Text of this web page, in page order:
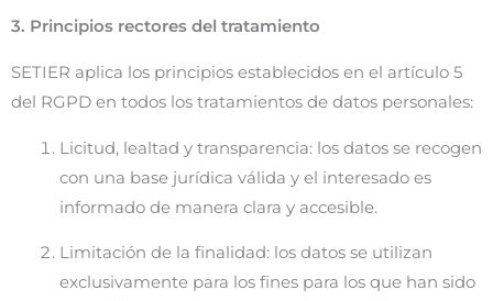
3. Principios rectores del tratamiento
SETIER aplica los principios establecidos en el artículo 5
del RGPD en todos los tratamientos de datos personales:
Licitud, lealtad y transparencia: los datos se recogen
con una base jurídica válida y el interesado es
informado de manera clara y accesible.
Limitación de la finalidad: los datos se utilizan
exclusivamente para los fines para los que han sido